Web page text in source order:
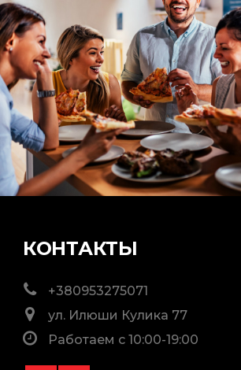
КОНТАКТЫ
+380953275071
ул. Илюши Кулика 77
Работаем с 10:00-19:00